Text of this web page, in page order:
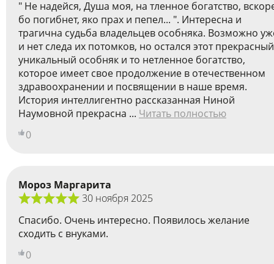
" Не надейся, Душа моя, на тленное богатство,
бо погибнет, яко прах и пепел... ". Интересна и
трагична судьба владельцев особняка. Возможно
и нет следа их потомков, но остался этот
уникальный особняк и то нетленное богатство,
которое имеет свое продолжение в отечественном
здравоохранении и посвящении в наше время.
История интеллигентно рассказанная Ниной
Наумовной прекрасна ... Читать полностью
0
Мороз Маргарита
30 ноября 2025
Спасибо. Очень интересно. Появилось желание
сходить с внуками.
0